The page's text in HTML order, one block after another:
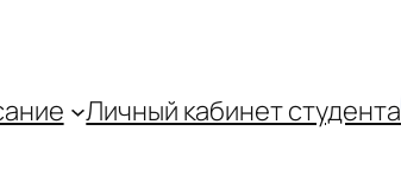
Личный кабинет студента